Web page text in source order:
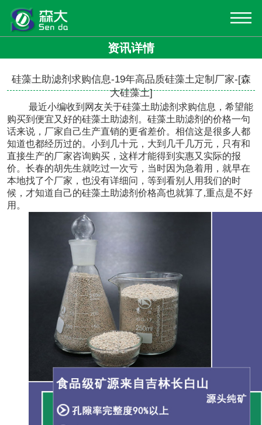
资讯详情
硅藻土助滤剂求购信息-19年高品质硅藻土定制厂家-[森
大硅藻土]
最近小编收到网友关于硅藻土助滤剂求购信息 ，希望能
购买到便宜又好的硅藻土助滤剂。硅藻土助滤剂的价格一句
话来说，厂家自己生产直销的更省差价。相信这是很多人都
知道也都经历过的。小到几十元，大到几千几万元，只有和
直接生产的厂家咨询购买，这样才能得到实惠又实际的报
价。长春的胡先生就吃过一次亏，当时因为急着用，就早在
本地找了个厂家，也没有详细问，等到看别人用我们的时
候，才知道自己的硅藻土助滤剂价格高也就算了,重点是不好
用。